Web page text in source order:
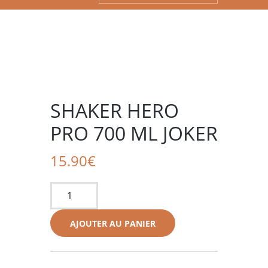
SHAKER HERO
PRO 700 ML JOKER
15.90€
quantité
Shaker
hero
pro
700
AJOUTER AU PANIER